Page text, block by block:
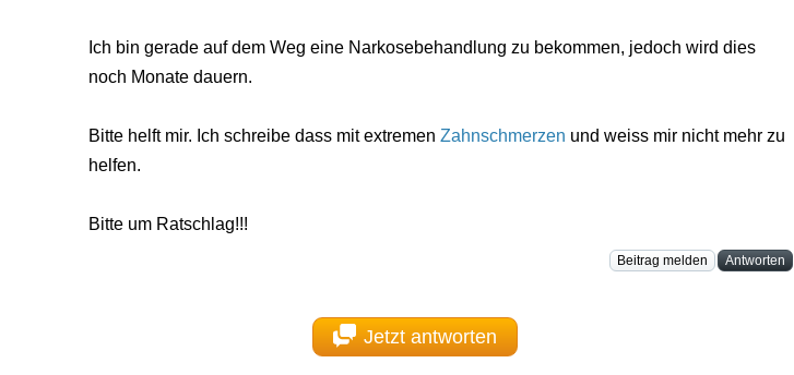
Ich bin gerade auf dem Weg eine Narkosebehandlung zu bekommen, jedoch wird dies
noch Monate dauern.
Bitte helft mir. Ich schreibe dass mit extremen Zahnschmerzen und weiss mir nicht mehr zu
helfen.
Bitte um Ratschlag!!!
Beitrag melden Antworten
Jetzt antworten